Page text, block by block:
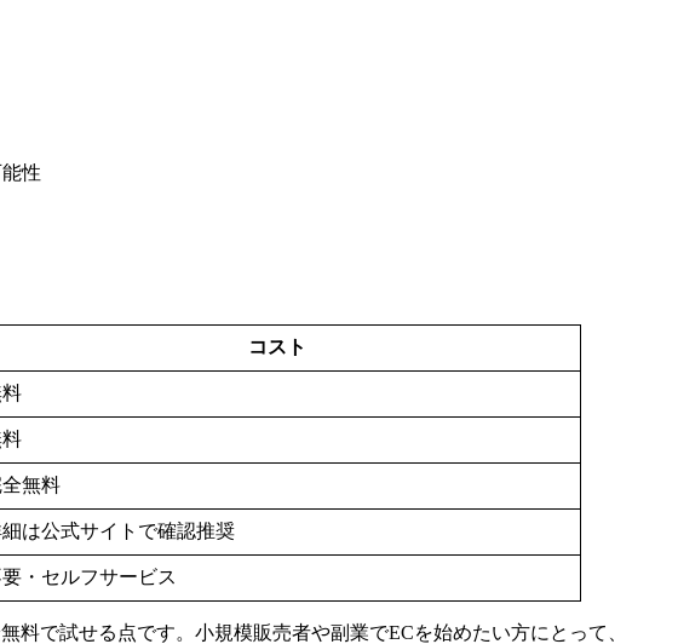
性
コスト
無料
は公式サイトで確認推奨
・セルフサービス
料で試せる点です。小規模販売者や副業でECを始めたい方にとって、